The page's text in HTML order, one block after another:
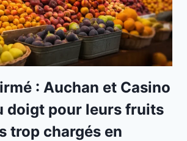
: Auchan et Casino
doigt pour leurs fruits
trop chargés en